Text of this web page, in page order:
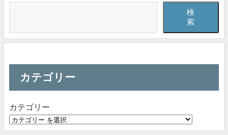
検
索
カテゴリー
カテゴリー